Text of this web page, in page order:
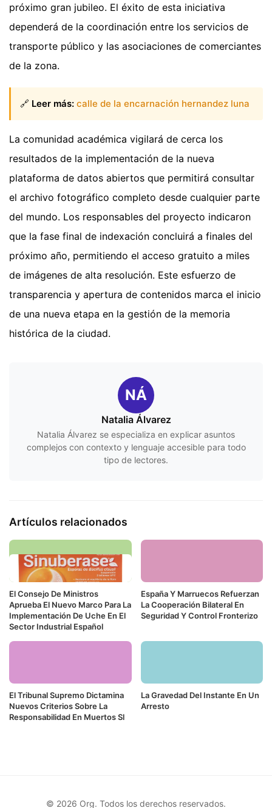
próximo gran jubileo. El éxito de esta iniciativa
dependerá de la coordinación entre los servicios de
transporte público y las asociaciones de comerciantes
de la zona.
🔗 Leer más: calle de la encarnación hernandez luna
La comunidad académica vigilará de cerca los
resultados de la implementación de la nueva
plataforma de datos abiertos que permitirá consultar
el archivo fotográfico completo desde cualquier parte
del mundo. Los responsables del proyecto indicaron
que la fase final de indexación concluirá a finales del
próximo año, permitiendo el acceso gratuito a miles
de imágenes de alta resolución. Este esfuerzo de
transparencia y apertura de contenidos marca el inicio
de una nueva etapa en la gestión de la memoria
histórica de la ciudad.
NÁ
Natalia Álvarez
Natalia Álvarez se especializa en explicar asuntos
complejos con contexto y lenguaje accesible para todo
tipo de lectores.
Artículos relacionados
El Consejo De Ministros
Aprueba El Nuevo Marco Para La
Implementación De Uche En El
Sector Industrial Español
España Y Marruecos Refuerzan
La Cooperación Bilateral En
Seguridad Y Control Fronterizo
El Tribunal Supremo Dictamina
Nuevos Criterios Sobre La
Responsabilidad En Muertos Sl
La Gravedad Del Instante En Un
Arresto
© 2026 Org. Todos los derechos reservados.